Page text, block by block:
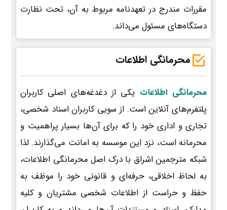
مقررات مندرج در تعهدنامه مربوط به آن، تحت نظارت
دستگاه‌های مسئول می‌داند.
محرمانگی اطلاعات
محرمانگی اطلاعات یکی از دغدغه‌های اصلی کاربران
پلتفرم‌های آنلاین است. از سویی کاربران اسناد شخصی،
تجاری و اداری خود را که برای آن‌ها بسیار پراهمیت و
محرمانه است، نزد این موسسه به امانت می‌گذارند. لذا
شبکه مترجمین اشراق با درک اصل محرمانگی اطلاعات،
به لحاظ اخلاقی، حرفه‌ای و قانونی خود را موظف به
حفظ و حراست از اطلاعات شخصی مشتریان و کلیه